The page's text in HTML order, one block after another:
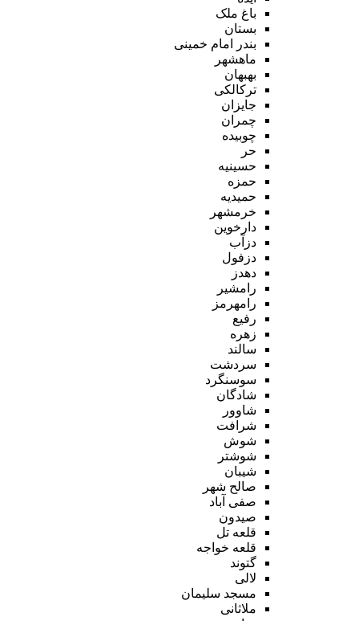
باغ ملک
بستان
بندر امام خمینی
ماهشهر
بهبهان
ترکالکی
جایزان
چمران
چوبیده
حر
حسینیه
حمزه
حمیدیه
خرمشهر
دارخوین
دزآب
دزفول
دهدز
رامشیر
رامهرمز
رفیع
زهره
سالند
سردشت
سوسنگرد
شادگان
شاوور
شرافت
شوش
شوشتر
شیبان
صالح شهر
صفی آباد
صیدون
قلعه تل
قلعه خواجه
گتوند
لالی
مسجد سلیمان
ملاثانی